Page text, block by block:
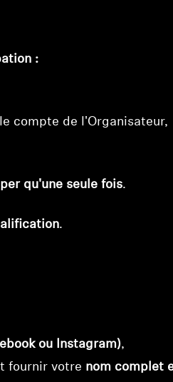
:
compte de l'Organisateur,
qu'une seule fois.
.
ou Instagram),
fournir votre nom complet